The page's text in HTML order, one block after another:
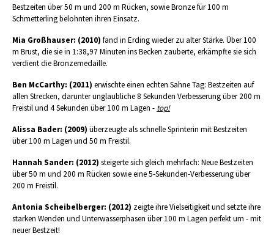
Bestzeiten über 50 m und 200 m Rücken, sowie Bronze für 100 m
Schmetterling belohnten ihren Einsatz.
Mia Großhauser: (2010) fand in Erding wieder zu alter Stärke. Über 100
m Brust, die sie in 1:38,97 Minuten ins Becken zauberte, erkämpfte sie sich
verdient die Bronzemedaille.
Ben McCarthy: (2011) erwischte einen echten Sahne Tag: Bestzeiten auf
allen Strecken, darunter unglaubliche 8 Sekunden Verbesserung über 200 m
Freistil und 4 Sekunden über 100 m Lagen - top!
Alissa Bader: (2009) überzeugte als schnelle Sprinterin mit Bestzeiten
über 100 m Lagen und 50 m Freistil.
Hannah Sander: (2012) steigerte sich gleich mehrfach: Neue Bestzeiten
über 50 m und 200 m Rücken sowie eine 5-Sekunden-Verbesserung über
200 m Freistil.
Antonia Scheibelberger: (2012) zeigte ihre Vielseitigkeit und setzte ihre
starken Wenden und Unterwasserphasen über 100 m Lagen perfekt um - mit
neuer Bestzeit!